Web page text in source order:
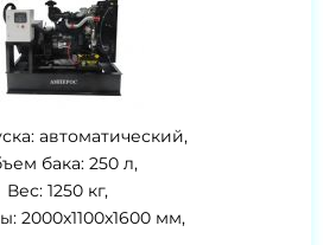
автоматический,
бака: 250 л,
Вес: 1250 кг,
2000x1100x1600 мм,